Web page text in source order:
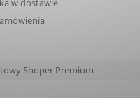
w dostawie
Shoper Premium